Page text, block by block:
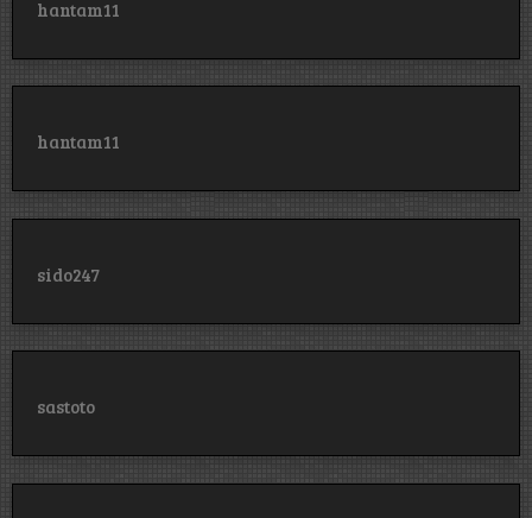
hantam11
hantam11
sido247
sastoto